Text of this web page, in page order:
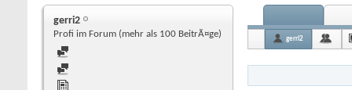
gerri2
Profi im Forum (mehr als 100 BeitrÃ¤ge) gerri2